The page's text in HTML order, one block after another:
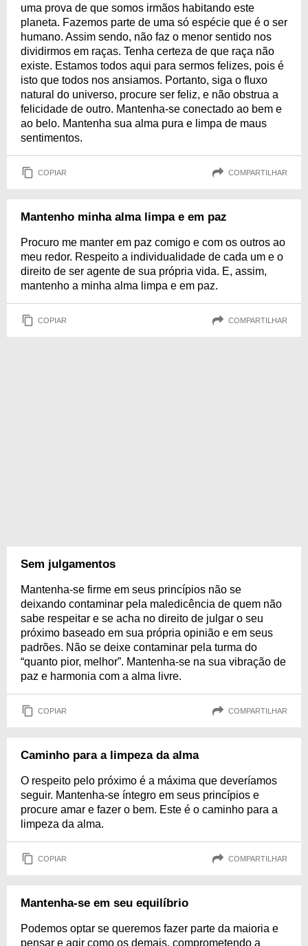
uma prova de que somos irmãos habitando este
planeta. Fazemos parte de uma só espécie que é o ser
humano. Assim sendo, não faz o menor sentido nos
dividirmos em raças. Tenha certeza de que raça não
existe. Estamos todos aqui para sermos felizes, pois é
isto que todos nos ansiamos. Portanto, siga o fluxo
natural do universo, procure ser feliz, e não obstrua a
felicidade de outro. Mantenha-se conectado ao bem e
ao belo. Mantenha sua alma pura e limpa de maus
sentimentos.
COPIAR COMPARTILHAR
Mantenho minha alma limpa e em paz
Procuro me manter em paz comigo e com os outros ao
meu redor. Respeito a individualidade de cada um e o
direito de ser agente de sua própria vida. E, assim,
mantenho a minha alma limpa e em paz.
COPIAR COMPARTILHAR
Sem julgamentos
Mantenha-se firme em seus princípios não se
deixando contaminar pela maledicência de quem não
sabe respeitar e se acha no direito de julgar o seu
próximo baseado em sua própria opinião e em seus
padrões. Não se deixe contaminar pela turma do
“quanto pior, melhor”. Mantenha-se na sua vibração de
paz e harmonia com a alma livre.
COPIAR COMPARTILHAR
Caminho para a limpeza da alma
O respeito pelo próximo é a máxima que deveríamos
seguir. Mantenha-se íntegro em seus princípios e
procure amar e fazer o bem. Este é o caminho para a
limpeza da alma.
COPIAR COMPARTILHAR
Mantenha-se em seu equilíbrio
Podemos optar se queremos fazer parte da maioria e
pensar e agir como os demais, comprometendo a